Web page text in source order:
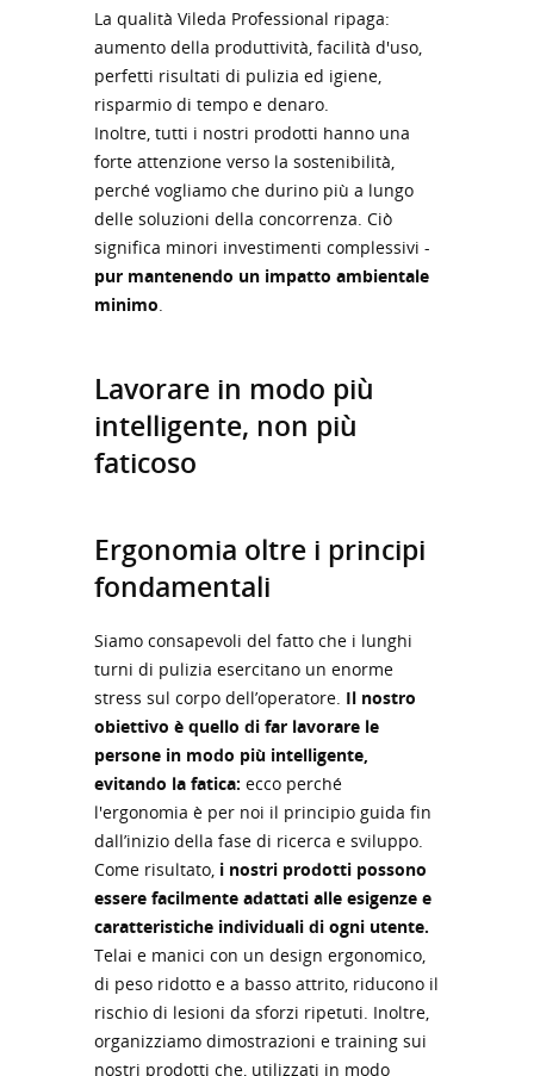
La qualità Vileda Professional ripaga:
aumento della produttività, facilità d'uso,
perfetti risultati di pulizia ed igiene,
risparmio di tempo e denaro.
Inoltre, tutti i nostri prodotti hanno una
forte attenzione verso la sostenibilità,
perché vogliamo che durino più a lungo
delle soluzioni della concorrenza. Ciò
significa minori investimenti complessivi -
pur mantenendo un impatto ambientale
minimo
Lavorare in modo più
intelligente, non più
faticoso
Ergonomia oltre i principi
fondamentali
Siamo consapevoli del fatto che i lunghi
turni di pulizia esercitano un enorme
stress sul corpo dell’operatore. Il nostro
obiettivo è quello di far lavorare le
persone in modo più intelligente,
evitando la fatica: ecco perché
l'ergonomia è per noi il principio guida fin
dall’inizio della fase di ricerca e sviluppo.
Come risultato, i nostri prodotti possono
essere facilmente adattati alle esigenze e
caratteristiche individuali di ogni utente.
Telai e manici con un design ergonomico,
di peso ridotto e a basso attrito, riducono il
rischio di lesioni da sforzi ripetuti. Inoltre,
organizziamo dimostrazioni e training sui
nostri prodotti che, utilizzati in modo